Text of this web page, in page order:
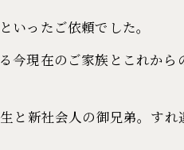
ったご依頼でした。
現在のご家族とこれか
新社会人の御兄弟。す